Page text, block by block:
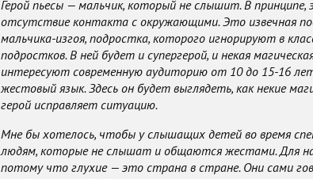
Герой пьесы — мальчик, который не слышит. В принципе,
отсутствие контакта с окружающими. Это извечная
мальчика-изгоя, подростка, которого игнорируют в
подростков. В ней будет и супергерой, и некая
интересуют современную аудиторию от 10 до 15-16
жестовый язык. Здесь он будет выглядеть, как некие
герой исправляет ситуацию.
Мне бы хотелось, чтобы у слышащих детей во время
людям, которые не слышат и общаются жестами. Для
потому что глухие — это страна в стране. Они сами